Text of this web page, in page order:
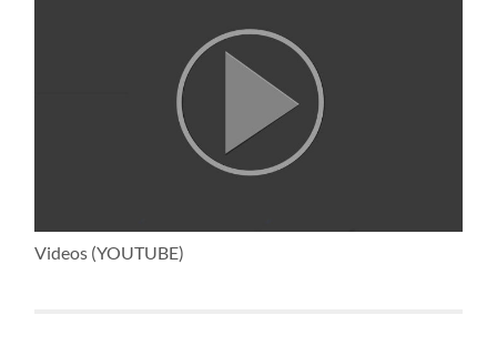
Videos (YOUTUBE)